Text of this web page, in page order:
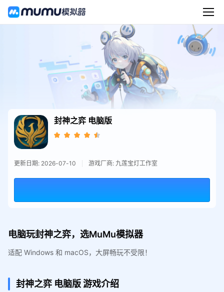
封神之弈 电脑版
更新日期: 2026-07-10 游戏厂商: 九莲宝灯工作室
电脑玩封神之弈，选MuMu模拟器
适配 Windows 和 macOS，大屏畅玩不受限！
封神之弈 电脑版游戏介绍